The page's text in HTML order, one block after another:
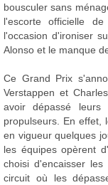
bousculer sans
l'escorte officielle
l'occasion d'ironiser
Alonso et le manque
Ce Grand Prix
Verstappen et
avoir dépassé leurs
propulseurs. En effet,
en vigueur quelques
les équipes opèrent
choisi d'encaisser les
circuit où les